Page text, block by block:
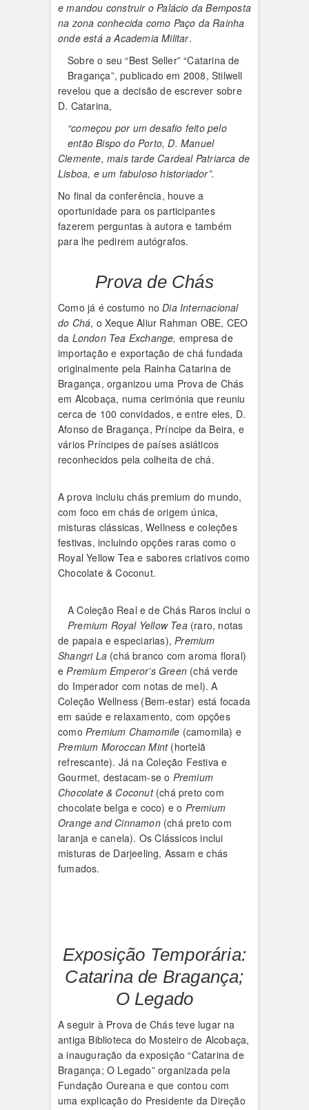
e mandou construir o Palácio da Bemposta
na zona conhecida como Paço da Rainha
onde está a Academia Militar.
Sobre o seu “Best Seller” “Catarina de
Bragança”, publicado em 2008, Stilwell
revelou que a decisão de escrever sobre
D. Catarina,
“começou por um desafio feito pelo
então Bispo do Porto, D. Manuel
Clemente, mais tarde Cardeal Patriarca de
Lisboa, e um fabuloso historiador”.
No final da conferência, houve a
oportunidade para os participantes
fazerem perguntas à autora e também
para lhe pedirem autógrafos.
Prova de Chás
Como já é costumo noDia Internacional
do Chá, o Xeque Aliur Rahman OBE, CEO
da London Tea Exchange, empresa de
importação e exportação de chá fundada
originalmente pela Rainha Catarina de
Bragança, organizou uma Prova de Chás
em Alcobaça, numa cerimónia que reuniu
cerca de 100 convidados, e entre eles, D.
Afonso de Bragança, Príncipe da Beira, e
vários Príncipes de países asiáticos
reconhecidos pela colheita de chá.
A prova incluiu chás premium do mundo,
com foco em chás de origem única,
misturas clássicas, Wellness e coleções
festivas, incluindo opções raras como o
Royal Yellow Tea e sabores criativos como
Chocolate & Coconut.
A Coleção Real e de Chás Raros inclui o
Premium Royal Yellow Tea(raro, notas
de papaia e especiarias),Premium
Shangri La (chá branco com aroma floral)
ePremium Emperor’s Green (chá verde
do Imperador com notas de mel). A
Coleção Wellness (Bem-estar) está focada
em saúde e relaxamento, com opções
como Premium Chamomile (camomila) e
Premium Moroccan Mint(hortelã
refrescante). Já na Coleção Festiva e
Gourmet, destacam-se o Premium
Chocolate & Coconut(chá preto com
chocolate belga e coco) e o Premium
Orange and Cinnamon(chá preto com
laranja e canela). Os Clássicos inclui
misturas de Darjeeling, Assam e chás
fumados.
Exposição Temporária:
Catarina de Bragança;
O Legado
A seguir à Prova de Chás teve lugar na
antiga Biblioteca do Mosteiro de Alcobaça,
a inauguração da exposição “Catarina de
Bragança; O Legado” organizada pela
Fundação Oureana e que contou com
uma explicação do Presidente da Direção